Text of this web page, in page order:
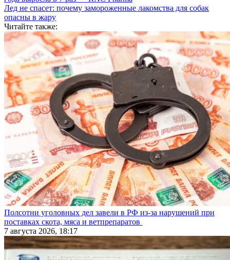
Лед не спасет: почему замороженные лакомства для собак
опасны в жару
Читайте также:
Полсотни уголовных дел завели в РФ из-за нарушений при
поставках скота, мяса и ветпрепаратов
7 августа 2026, 18:17